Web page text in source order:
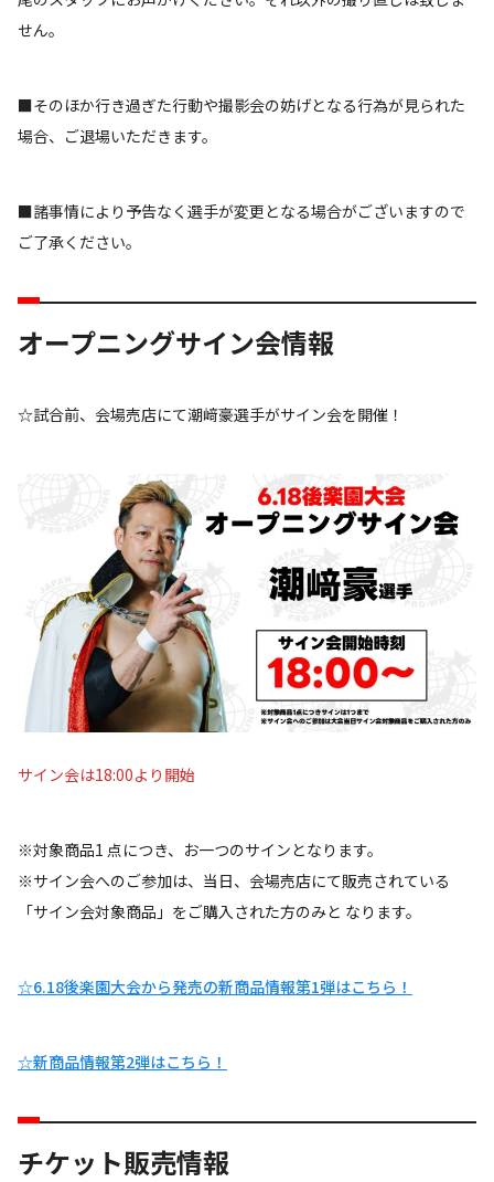
せん。
■そのほか行き過ぎた行動や撮影会の妨げとなる行為が見られた
場合、ご退場いただきます。
■諸事情により予告なく選手が変更となる場合がございますので
ご了承ください。
オープニングサイン会情報
☆試合前、会場売店にて潮﨑豪選手がサイン会を開催！
サイン会は18:00より開始
※対象商品1 点につき、お一つのサインとなります。
※サイン会へのご参加は、当日、会場売店にて販売されている
「サイン会対象商品」をご購入された方のみと なります。
☆6.18後楽園大会から発売の新商品情報第1弾はこちら！
☆新商品情報第2弾はこちら！
チケット販売情報